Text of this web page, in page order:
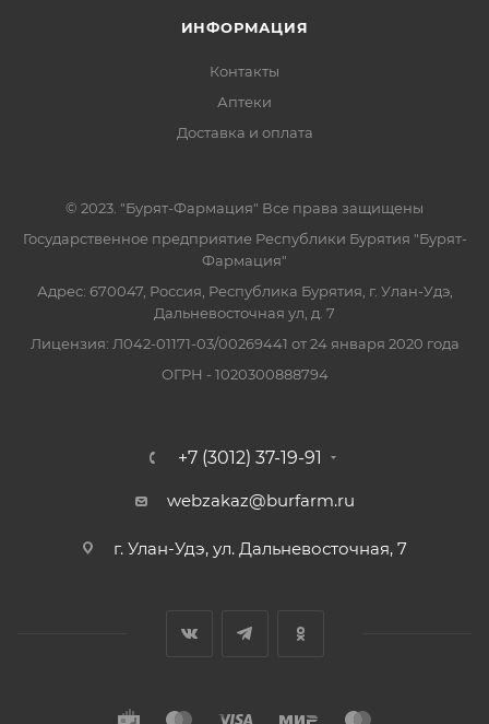
ИНФОРМАЦИЯ
Контакты
Аптеки
Доставка и оплата
© 2023. "Бурят-Фармация" Все права защищены
Государственное предприятие Республики Бурятия "Бурят-
Фармация"
Адрес: 670047, Россия, Республика Бурятия, г. Улан-Удэ,
Дальневосточная ул, д. 7
Лицензия: Л042-01171-03/00269441 от 24 января 2020 года
ОГРН - 1020300888794
+7 (3012) 37-19-91
webzakaz@burfarm.ru
г. Улан-Удэ, ул. Дальневосточная, 7